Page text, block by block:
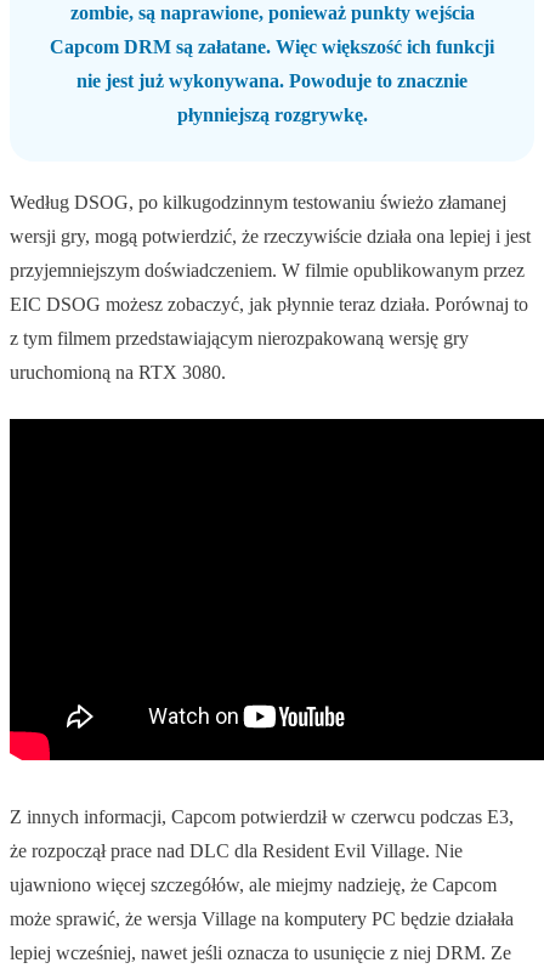
zombie, są naprawione, ponieważ punkty wejścia
Capcom DRM są załatane. Więc większość ich funkcji
nie jest już wykonywana. Powoduje to znacznie
płynniejszą rozgrywkę.
Według DSOG, po kilkugodzinnym testowaniu świeżo złamanej
wersji gry, mogą potwierdzić, że rzeczywiście działa ona lepiej i jest
przyjemniejszym doświadczeniem. W filmie opublikowanym przez
EIC DSOG możesz zobaczyć, jak płynnie teraz działa. Porównaj to
z tym filmem przedstawiającym nierozpakowaną wersję gry
uruchomioną na RTX 3080.
Z innych informacji, Capcom potwierdził w czerwcu podczas E3,
że rozpoczął prace nad DLC dla Resident Evil Village. Nie
ujawniono więcej szczegółów, ale miejmy nadzieję, że Capcom
może sprawić, że wersja Village na komputery PC będzie działała
lepiej wcześniej, nawet jeśli oznacza to usunięcie z niej DRM. Ze